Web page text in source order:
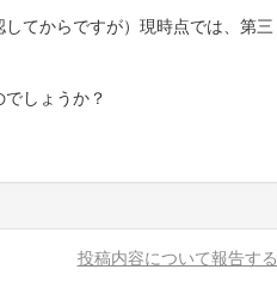
てからですが）現時点では、第三
しょうか？
投稿内容について報告する